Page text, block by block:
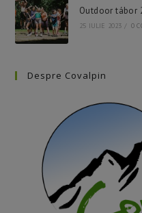
Outdoor tábor
25 IULIE 2023 / 0
Despre Covalpin